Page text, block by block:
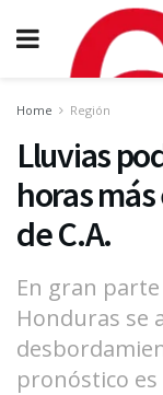
Home Región
Lluvias
horas
de C.A.
En gran
Honduras se
pronóstico